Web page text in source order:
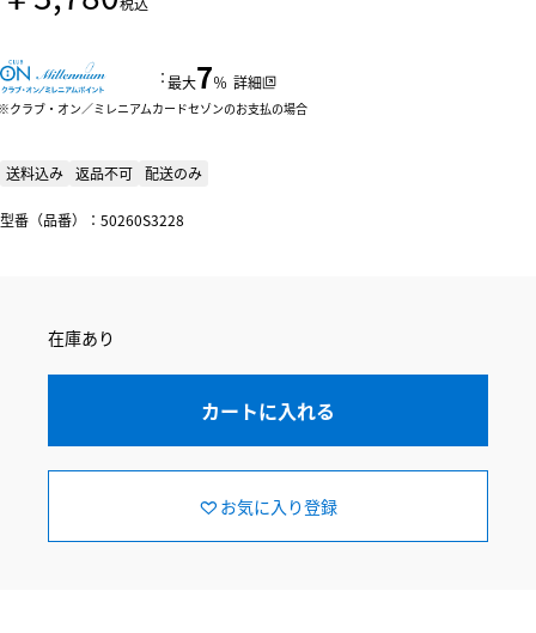
：最大7％ 詳細
クラブ・オン／ミレニアムカードセゾンのお支払の場合
送料込み 返品不可 配送のみ
型番（品番）：50260S3228
在庫あり
カートに入れる
お気に入り登録